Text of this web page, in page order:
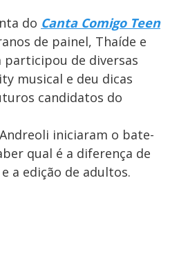
do Canta Comigo Teen
de painel, Thaíde e
participou de diversas
musical e deu dicas
candidatos do
iniciaram o bate-
qual é a diferença de
a edição de adultos.